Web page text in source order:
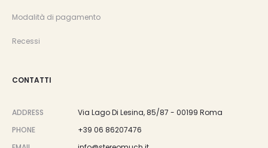
Modalità di pagamento
Recessi
CONTATTI
ADDRESS
Via Lago Di Lesina, 85/87 - 00199 Roma
PHONE
+39 06 86207476